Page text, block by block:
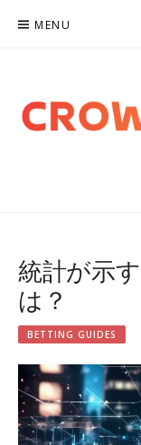
MENU
統計が示
は？
BETTING GUIDES